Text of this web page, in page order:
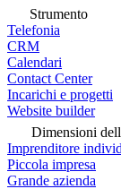
Strumento
Telefonia
CRM
Calendari
Contact Center
Incarichi e progetti
Website builder
Dimensioni
Imprenditore
Piccola impresa
Grande azienda